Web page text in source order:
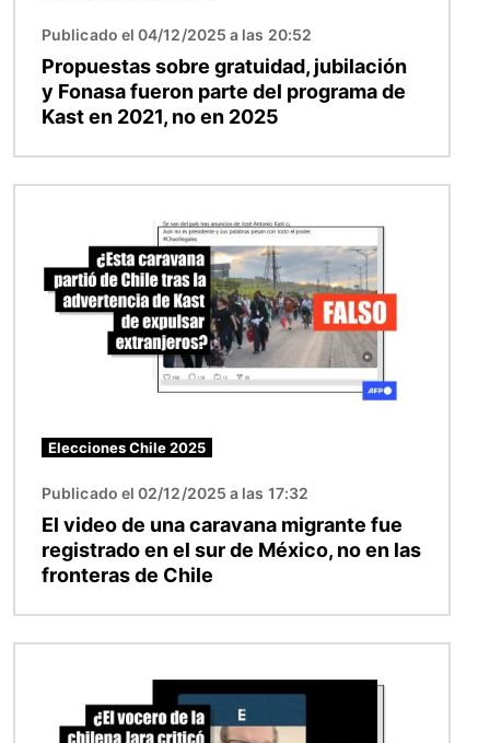
Publicado el 04/12/2025 a las 20:52
Propuestas sobre gratuidad, jubilación
y Fonasa fueron parte del programa de
Kast en 2021, no en 2025
Elecciones Chile 2025
Publicado el 02/12/2025 a las 17:32
El video de una caravana migrante fue
registrado en el sur de México, no en las
fronteras de Chile